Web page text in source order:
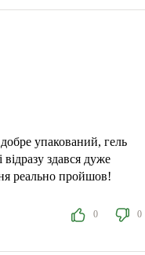
упакований, гель
здався дуже
реально пройшов!
0 0